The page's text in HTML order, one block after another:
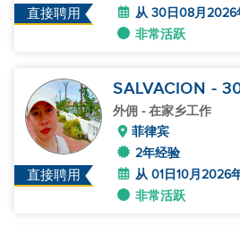
直接聘用
从 30日08月2026
非常活跃
直接聘用
SALVACION -
外佣 - 在家乡工作
菲律宾
2年经验
从 01日10月2026
非常活跃